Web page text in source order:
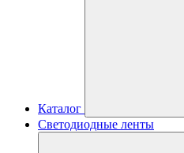
Каталог
Светодиодные ленты